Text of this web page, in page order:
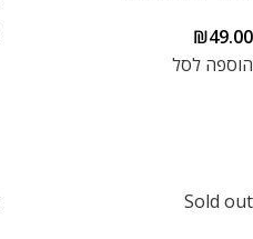
₪49.00
הוספה לסל
Sold out